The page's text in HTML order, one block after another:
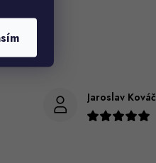
Jaroslav Kováč